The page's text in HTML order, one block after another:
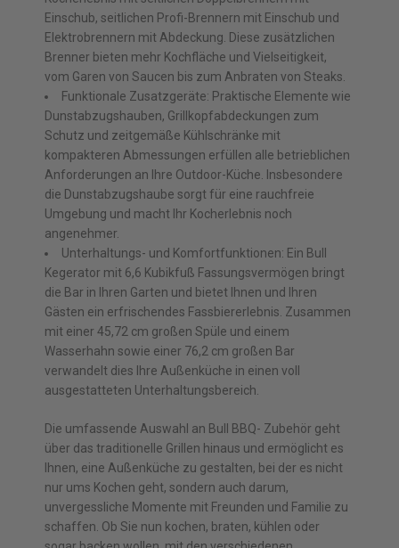
Einschub, seitlichen Profi-Brennern mit Einschub und
Elektrobrennern mit Abdeckung. Diese zusätzlichen
Brenner bieten mehr Kochfläche und Vielseitigkeit,
vom Garen von Saucen bis zum Anbraten von Steaks.
Funktionale Zusatzgeräte: Praktische Elemente wie
Dunstabzugshauben, Grillkopfabdeckungen zum
Schutz und zeitgemäße Kühlschränke mit
kompakteren Abmessungen erfüllen alle betrieblichen
Anforderungen an Ihre Outdoor-Küche. Insbesondere
die Dunstabzugshaube sorgt für eine rauchfreie
Umgebung und macht Ihr Kocherlebnis noch
angenehmer.
Unterhaltungs- und Komfortfunktionen: Ein Bull
Kegerator mit 6,6 Kubikfuß Fassungsvermögen bringt
die Bar in Ihren Garten und bietet Ihnen und Ihren
Gästen ein erfrischendes Fassbiererlebnis. Zusammen
mit einer 45,72 cm großen Spüle und einem
Wasserhahn sowie einer 76,2 cm großen Bar
verwandelt dies Ihre Außenküche in einen voll
ausgestatteten Unterhaltungsbereich.
Die umfassende Auswahl an Bull BBQ- Zubehör geht
über das traditionelle Grillen hinaus und ermöglicht es
Ihnen, eine Außenküche zu gestalten, bei der es nicht
nur ums Kochen geht, sondern auch darum,
unvergessliche Momente mit Freunden und Familie zu
schaffen. Ob Sie nun kochen, braten, kühlen oder